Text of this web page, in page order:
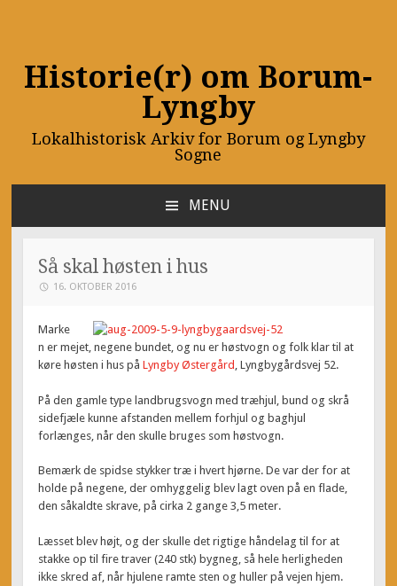
Historie(r) om Borum-
Lyngby
Lokalhistorisk Arkiv for Borum og Lyngby
Sogne
MENU
CONTENT
Så skal høsten i hus
16. OKTOBER 2016
Marke
n er mejet, negene bundet, og nu er høstvogn og folk klar til at
køre høsten i hus påLyngby Østergård , Lyngbygårdsvej 52.
På den gamle type landbrugsvogn med træhjul, bund og skrå
sidefjæle kunne afstanden mellem forhjul og baghjul
forlænges, når den skulle bruges som høstvogn.
Bemærk de spidse stykker træ i hvert hjørne. De var der for at
holde på negene, der omhyggelig blev lagt oven på en flade,
den såkaldte skrave, på cirka 2 gange 3,5 meter.
Læsset blev højt, og der skulle det rigtige håndelag til for at
stakke op til fire traver (240 stk) bygneg, så hele herligheden
ikke skred af, når hjulene ramte sten og huller på vejen hjem.